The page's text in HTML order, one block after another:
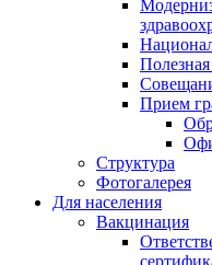
Прием
Структура
Фотогалерея
Для населения
Вакцинация